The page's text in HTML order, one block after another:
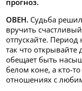
ОВЕН. Судьба
вручить
отпускайте.
так что
обещает быть
белом коне, а кто-
отношениях с